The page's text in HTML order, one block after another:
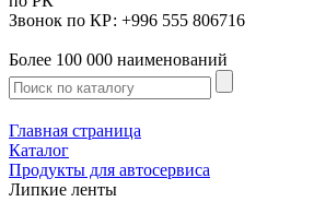
Звонок по КР: +996 555 806716
Более 100 000 наименований
Главная страница
Каталог
Продукты для автосервиса
Липкие ленты